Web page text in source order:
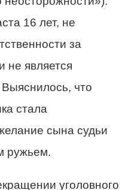
16 лет, не
за
не является
что
стала
сына судьи
ружьем.
уголовного